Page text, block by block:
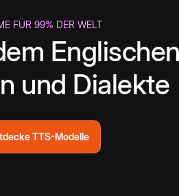
FÜR 99% DER WELT
und Dialekte
TTS-Modelle